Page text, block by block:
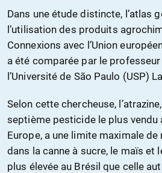
Dans une étude distincte, l’atlas
l’utilisation des produits
Connexions avec l’Union
a été comparée par le
l’Université de São Paulo (USP)
Selon cette chercheuse,
septième pesticide le plus vendu
Europe, a une limite maximale
dans la canne à sucre, le maïs et
plus élevée au Brésil que celle